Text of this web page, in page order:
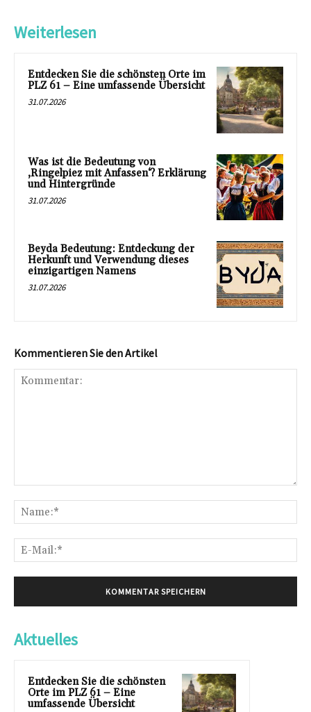
Weiterlesen
Entdecken Sie die schönsten Orte im
PLZ 61 – Eine umfassende Übersicht
31.07.2026
Was ist die Bedeutung von
‚Ringelpiez mit Anfassen‘? Erklärung
und Hintergründe
31.07.2026
Beyda Bedeutung: Entdeckung der
Herkunft und Verwendung dieses
einzigartigen Namens
31.07.2026
Kommentieren Sie den Artikel
Aktuelles
Entdecken Sie die schönsten
Orte im PLZ 61 – Eine
umfassende Übersicht